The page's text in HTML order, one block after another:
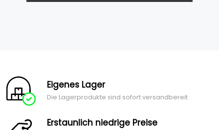
Eigenes Lager
Die Lagerprodukte sind sofort versandbereit
Erstaunlich niedrige Preise